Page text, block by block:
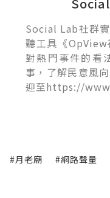
Social Lab社群
聽工具《
對熱門事件的看
事，了解民意風
迎至https://
#月老廟 #網路聲量